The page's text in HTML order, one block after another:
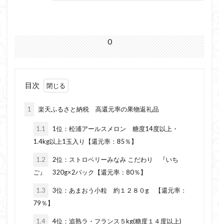
0
目次
1 楽天ふるさと納税 高還元率の果物返礼品
1.1
1位：松浦アールスメロン 糖度14度以上・
1.4kg以上1玉入り【還元率：85％】
1.2
2位：ストロベリーみなみ こだわり 『いち
ご』 320g×2パック【還元率：80％】
1.3
3位：あまおう小粒 約１２８０g 【還元率：
79％】
1.4
4位：追熟ラ・フランス５kg(糖度１４度以上)